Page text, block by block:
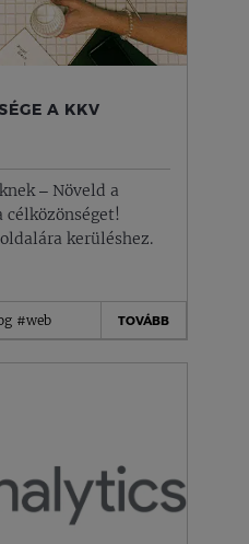
A KKV
– Növeld a
kerüléshez.
#web TOVÁBB